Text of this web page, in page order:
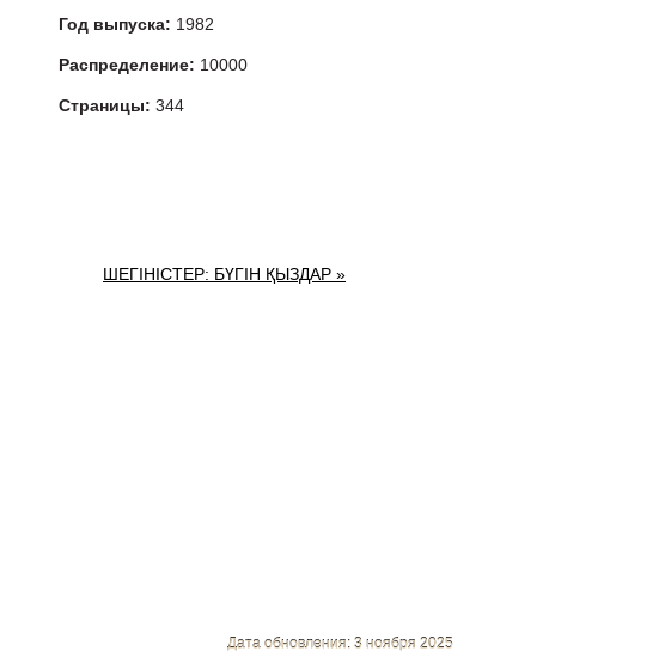
Год выпуска: 1982
Распределение: 10000
Страницы: 344
ШЕГІНІСТЕР: БҮГІН ҚЫЗДАР »
Дата обновления: 3 ноября 2025